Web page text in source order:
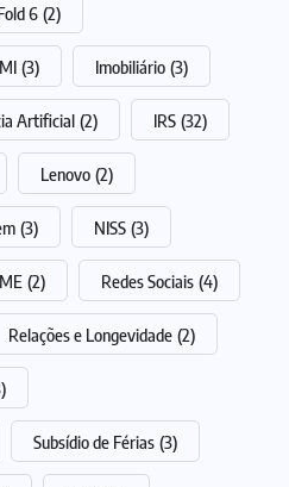
6 (2)
(3) Imobiliário (3)
Artificial (2) IRS (32)
Lenovo (2)
(3) NISS (3)
(2) Redes Sociais (4)
Relações e Longevidade (2)
Subsídio de Férias (3)